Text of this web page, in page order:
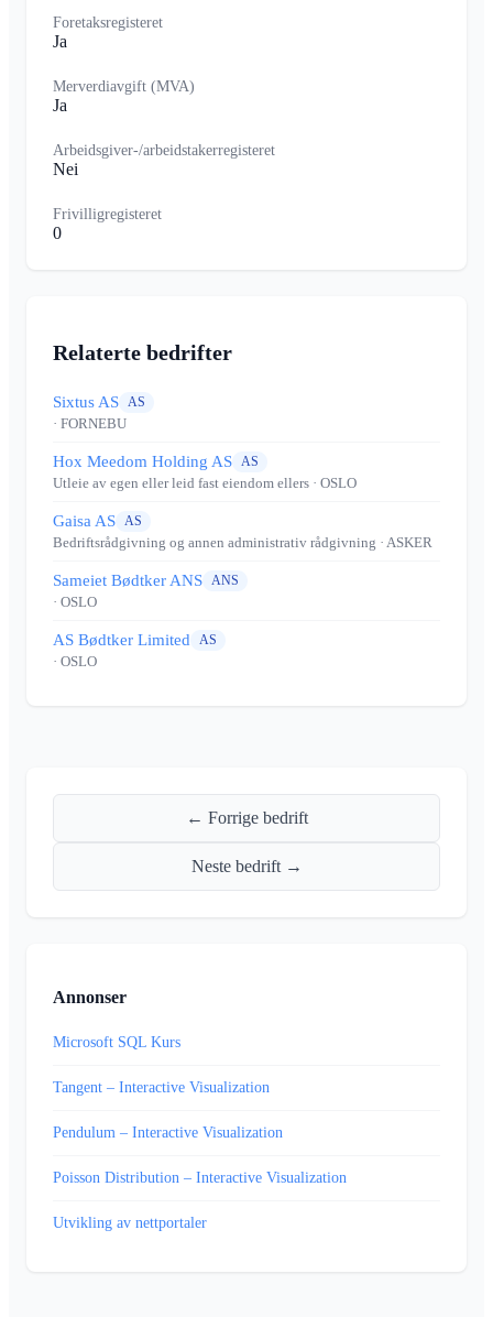
Foretaksregisteret
Ja
Merverdiavgift (MVA)
Ja
Arbeidsgiver-/arbeidstakerregisteret
Nei
Frivilligregisteret
0
Relaterte bedrifter
Sixtus AS AS
· FORNEBU
Hox Meedom Holding AS AS
Utleie av egen eller leid fast eiendom ellers · OSLO
Gaisa AS AS
Bedriftsrådgivning og annen administrativ rådgivning · ASKER
Sameiet Bødtker ANS ANS
· OSLO
AS Bødtker Limited AS
· OSLO
← Forrige bedrift
Neste bedrift →
Annonser
Microsoft SQL Kurs
Tangent – Interactive Visualization
Pendulum – Interactive Visualization
Poisson Distribution – Interactive Visualization
Utvikling av nettportaler